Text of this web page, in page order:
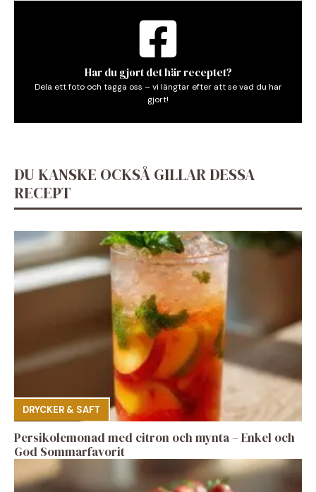
Har du gjort det här receptet?
Dela ett foto och tagga oss – vi längtar efter att se vad du har
gjort!
DU KANSKE OCKSÅ GILLAR DESSA
RECEPT
DRYCKER & SAFT
Persikolemonad med citron och mynta – Enkel och
God Sommarfavorit